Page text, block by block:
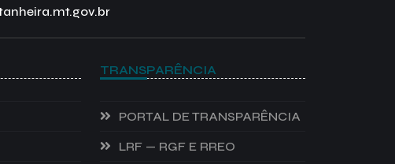
TRANSPARÊNCIA
PORTAL DE TRANSPARÊNCIA
LRF — RGF E RREO